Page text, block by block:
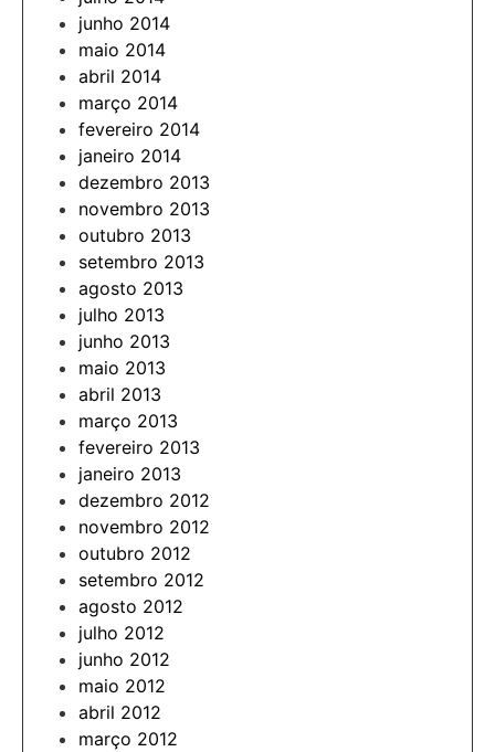
junho 2014
maio 2014
abril 2014
março 2014
fevereiro 2014
janeiro 2014
dezembro 2013
novembro 2013
outubro 2013
setembro 2013
agosto 2013
julho 2013
junho 2013
maio 2013
abril 2013
março 2013
fevereiro 2013
janeiro 2013
dezembro 2012
novembro 2012
outubro 2012
setembro 2012
agosto 2012
julho 2012
junho 2012
maio 2012
abril 2012
março 2012